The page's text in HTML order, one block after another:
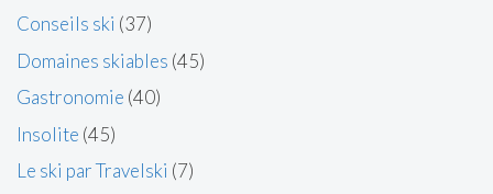
Conseils ski (37)
Domaines skiables (45)
Gastronomie (40)
Insolite (45)
Le ski par Travelski (7)